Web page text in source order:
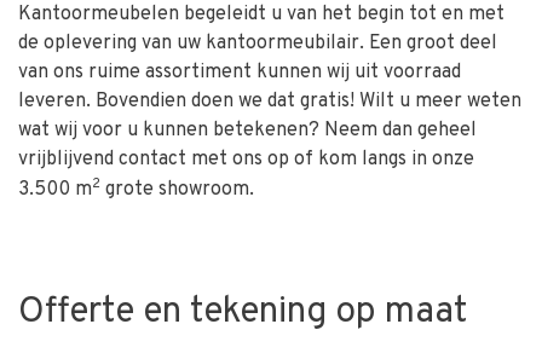
Kantoormeubelen begeleidt u van het begin tot en met
de oplevering van uw kantoormeubilair. Een groot deel
van ons ruime assortiment kunnen wij uit voorraad
leveren. Bovendien doen we dat gratis! Wilt u meer weten
wat wij voor u kunnen betekenen? Neem dan geheel
vrijblijvend contact met ons op of kom langs in onze
3.500 m2 grote showroom.
Offerte en tekening op maat